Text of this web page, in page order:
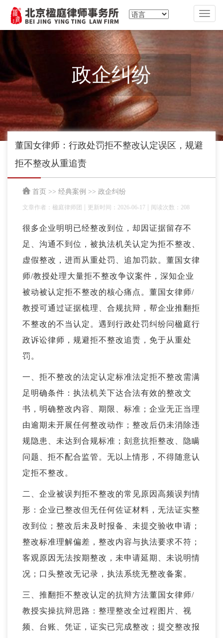
切
换
导
政企纠纷
董国女律师：行政处罚拒不整改认定误区，规避
拒不整改从重追责
首页 >> 经典案例 >> 政企纠纷
文章作者：楹庭律师团 更新时间：2026-06-17 阅读次数：208
很多企业明明已经整改到位，却因证据留存不
足、沟通不到位，被执法机关认定为拒不整改、
虚假整改，进而从重处罚、追加罚款。董国女律
师/教授处理大量拒不整改争议案件，深知企业
被动被认定拒不整改的核心痛点。董国女律师/
教授可通过证据梳理、合规抗辩，帮企业推翻拒
不整改的不当认定。遇到 行政处罚纠纷问楹庭行
政诉讼律师，规避拒不整改追责，免于从重处
罚。
一、拒不整改的法定认定标准法定拒不整改需满
足明确条件：执法机关下达合法有效的整改文
书，明确整改内容、期限、标准；企业无正当理
由逾期未开展任何整改动作；整改后仍未消除违
规隐患、未达到合规标准；刻意抗拒整改、隐瞒
问题、拒不配合监管。无以上情形，不得随意认
定拒不整改。
二、企业被误判拒不整改的常见原因高频误判情
形：企业已整改但无任何佐证材料，无法证实整
改到位；整改后未及时报备、未提交验收申请；
整改标准理解偏差，整改内容与执法要求不符；
客观原因无法按期整改，未申请延期、未说明情
况；口头整改无记录，执法系统无整改备案。
三、推翻拒不整改认定的抗辩方法董国女律师/
教授实操抗辩思路：整理整改全过程图片、视
频、台账、凭证，证实已完成整改；提交整改报